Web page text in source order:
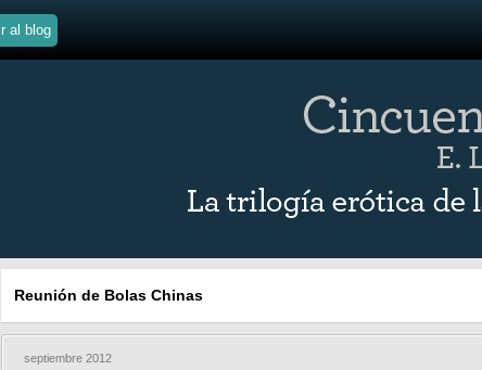
Ir al blog
Reunión de Bolas Chinas
septiembre 2012